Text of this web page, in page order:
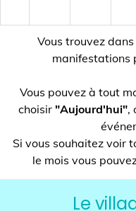
Vous trouvez
manifestations
Vous pouvez à tout
choisir "Aujourd'hui",
Si vous souhaitez voir
le mois vous
Le